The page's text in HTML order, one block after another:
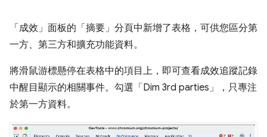
「成效」 面板的「摘要」 分頁中新增了表格，可供您區分第
一方、第三方和擴充功能資料。
將滑鼠游標懸停在表格中的項目上，即可查看成效追蹤記錄
中醒目顯示的相關事件。勾選「Dim 3rd parties」
，只專注
於第一方資料。